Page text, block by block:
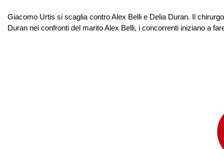
Giacomo Urtis si scaglia contro Alex Belli e Delia Duran. Il
Duran nei confronti del marito Alex Belli, i concorrenti iniziano a